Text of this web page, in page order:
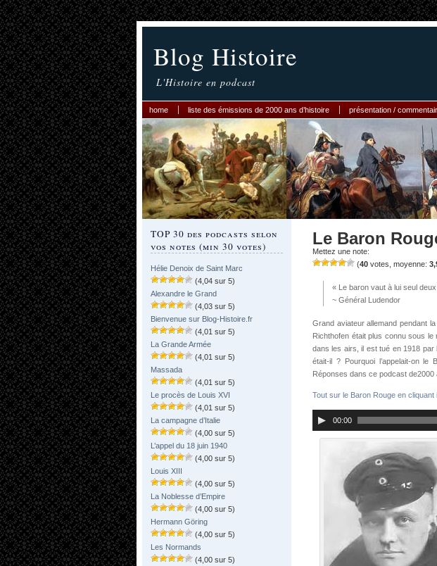
Blog Histoire
L'Histoire en podcast
home liste des émissions de 2000 ans d’histoire présentation /
TOP 30 des podcasts selon
vos notes (min 30 votes)
Hélie Denoix de Saint Marc
(4,04 sur 5)
Alexandre le Grand
(4,03 sur 5)
Bienvenue sur Blog-Histoire.fr
(4,01 sur 5)
La Grande Armée
(4,01 sur 5)
Massada
(4,01 sur 5)
Le procès de Louis XVI
(4,01 sur 5)
La campagne d’Italie
(4,00 sur 5)
L’appel du 18 juin 1940
(4,00 sur 5)
Louis XIII
(4,00 sur 5)
La Noblesse d’Empire
(4,00 sur 5)
Hermann Göring
(4,00 sur 5)
Les Normands
(4,00 sur 5)
Le Baron
Mettez une note:
(40 votes, moyenne:
« Le baron vaut à lui seul
~ Général Ludendor
Grand aviateur allemand pendant
Richthofen était plus connu sous
dans les airs, il est tué en 1918
était-il ? Pourquoi l’appelait-on
Réponses dans ce podcast de2000
Tout sur le Baron Rouge en cliquant
00:00